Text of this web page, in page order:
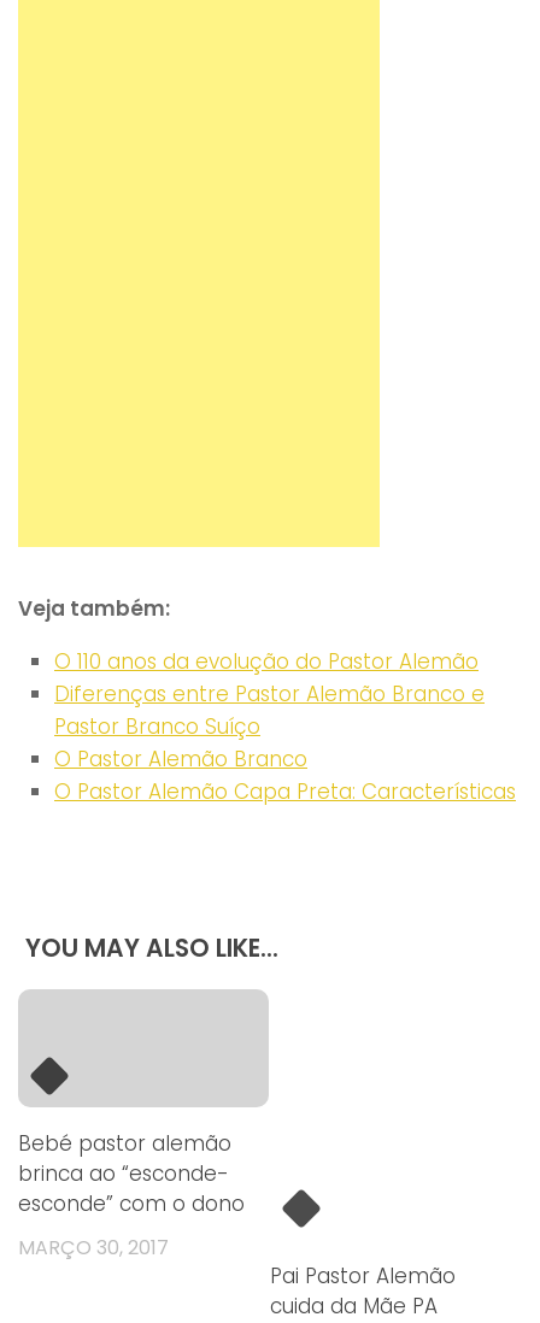
Veja também:
O 110 anos da evolução do Pastor Alemão
Diferenças entre Pastor Alemão Branco e
Pastor Branco Suíço
O Pastor Alemão Branco
O Pastor Alemão Capa Preta: Características
YOU MAY ALSO LIKE...
Bebé pastor alemão
brinca ao “esconde-
esconde” com o dono
MARÇO 30, 2017
Pai Pastor Alemão
cuida da Mãe PA